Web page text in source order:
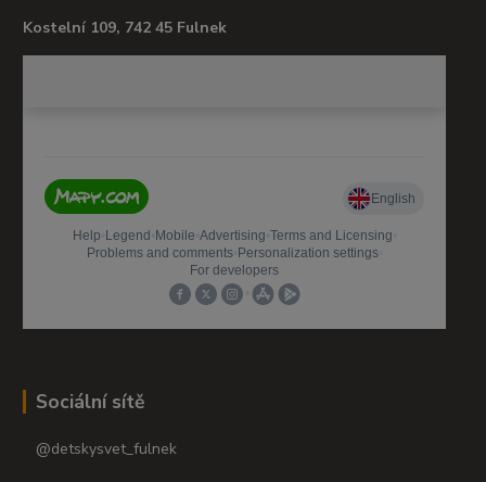
Kostelní 109, 742 45 Fulnek
Sociální sítě
@detskysvet_fulnek